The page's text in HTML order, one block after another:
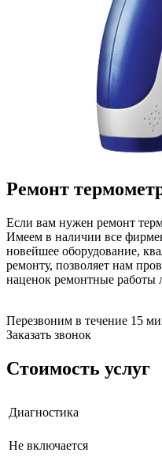
бактерицидной
беговых дорожек
бензобуров
бензогенераторов
бензоножниц
бензопил
бензорезов
бензорезов
беспроводных
беспроводных
безменов
биноклей
блендеров
блинниц
блоков
блоков
блоков
блоков
брошюраторов
буферных
бутербродниц
Ремонт
Если вам нужен ремонт
Имеем в наличии все
новейшее оборудование,
ремонту, позволяет нам
наценок ремонтные работы
Перезвоним в течение 15
Заказать звонок
Стоимость услуг
Диагностика
Не включается